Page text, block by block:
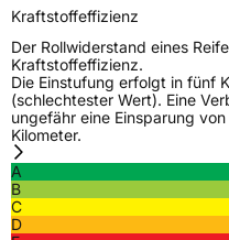
Kraftstoffeffizienz
Der Rollwiderstand eines
Kraftstoffeffizienz.
Die Einstufung erfolgt in fünf
(schlechtester Wert). Eine
ungefähr eine Einsparung
Kilometer.
A
B
C
D